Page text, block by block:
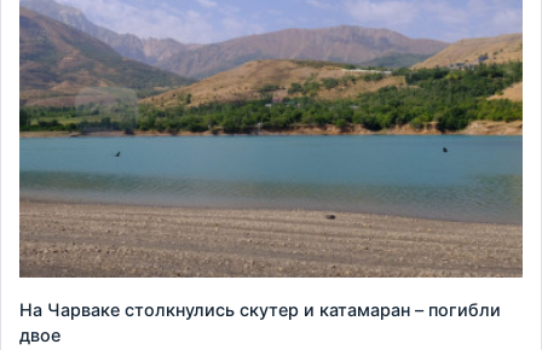
На Чарваке столкнулись скутер и катамаран – погибли
двое